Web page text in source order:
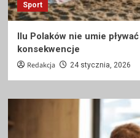
Sport
Ilu Polaków nie umie
konsekwencje
Redakcja 24 stycznia, 2026